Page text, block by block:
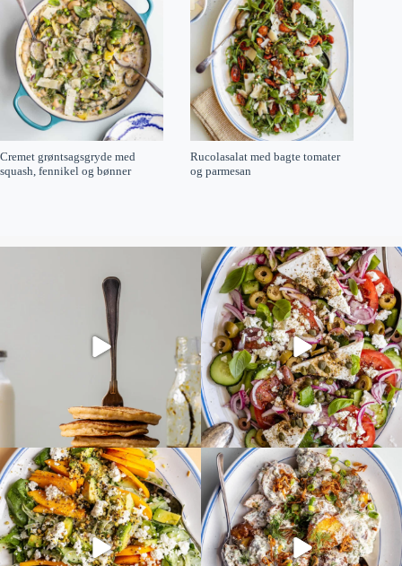
Cremet grøntsagsgryde med
squash, fennikel og bønner
Rucolasalat med bagte tomater
og parmesan